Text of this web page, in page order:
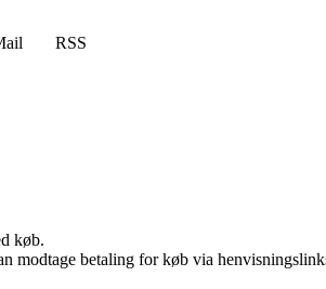
RSS
køb.
betaling for køb via